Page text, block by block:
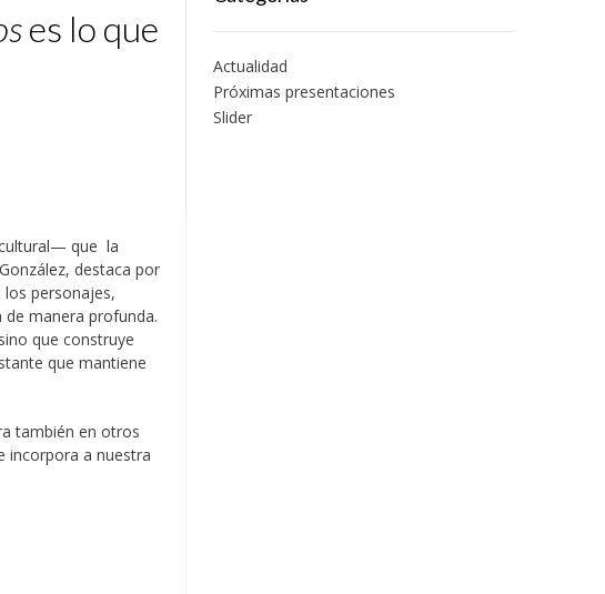
es lo que
que la
destaca por
los personajes,
manera profunda.
que construye
que mantiene
también en otros
incorpora a nuestra
Actualidad
Próximas presentaciones
Slider